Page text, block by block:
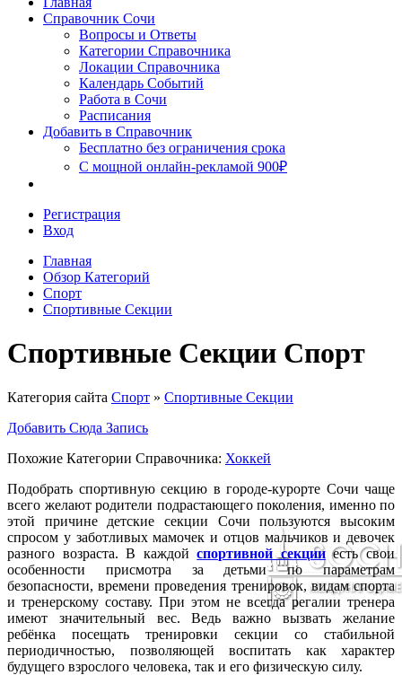
Сочи
Справочник Сочи
Вопросы и Ответы
Категории Справочника
Локации Справочника
Календарь Событий
Работа в Сочи
Расписания
Добавить в Справочник
Бесплатно без ограничения срока
С мощной онлайн-рекламой 900₽
Регистрация
Вход
Главная
Обзор Категорий
Спорт
Спортивные Секции
Спортивные Секции Спорт
Категория сайта Спорт » Спортивные Секции
Добавить Сюда Запись
Похожие Категории Справочника: Хоккей
Подобрать спортивную секцию в городе-курорте Сочи чаще
всего желают родители подрастающего поколения, именно по
этой причине детские секции Сочи пользуются высоким
спросом у заботливых мамочек и отцов мальчиков и девочек
разного возраста. В каждойспортивной секцииесть свои
особенности присмотра за детьми по параметрам
безопасности, времени проведения тренировок, видам спорта
и тренерскому составу. При этом не всегда регалии тренера
имеют значительный вес. Ведь важно вызвать желание
ребёнка посещать тренировки секции со стабильной
периодичностью, позволяющей воспитать как характер
будущего взрослого человека, так и его физическую силу.